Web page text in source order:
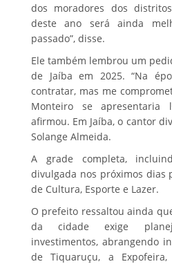
dos moradores dos
deste ano será ainda
passado”, disse.
Ele também lembrou um
de Jaíba em 2025. “Na
contratar, mas me
Monteiro se apresentaria
afirmou. Em Jaíba, o cantor
Solange Almeida.
A grade completa,
divulgada nos próximos dias
de Cultura, Esporte e Lazer.
O prefeito ressaltou ainda
da cidade exige
investimentos, abrangendo
de Tiquaruçu, a